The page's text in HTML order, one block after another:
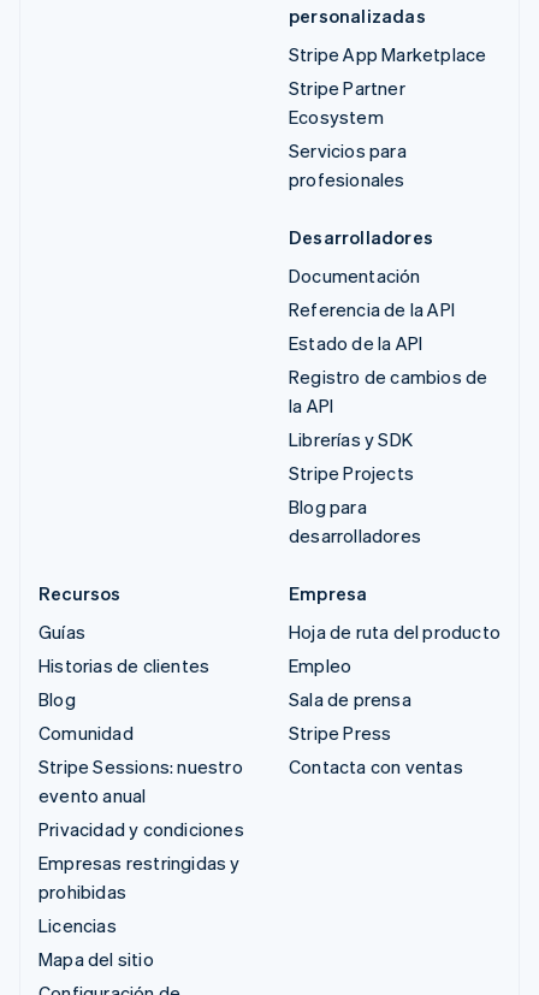
personalizadas
Stripe App Marketplace
Stripe Partner
Ecosystem
Servicios para
profesionales
Desarrolladores
Documentación
Referencia de la API
Estado de la API
Registro de cambios de
la API
Librerías y SDK
Stripe Projects
Blog para
desarrolladores
Recursos
Guías
Historias de clientes
Blog
Comunidad
Stripe Sessions: nuestro
evento anual
Privacidad y condiciones
Empresas restringidas y
prohibidas
Licencias
Mapa del sitio
Empresa
Hoja de ruta del producto
Empleo
Sala de prensa
Stripe Press
Contacta con ventas